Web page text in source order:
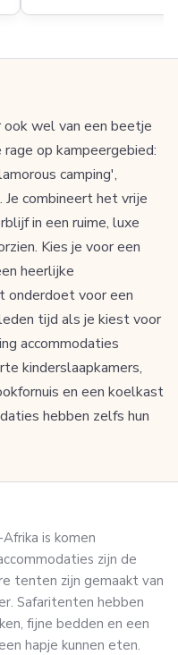
ook wel van een beetje
op kampeergebied:
camping',
combineert het vrije
in een ruime, luxe
Kies je voor een
heerlijke
onderdoet voor een
tijd als je kiest voor
accommodaties
kinderslaapkamers,
en een koelkast
hebben zelfs hun
is komen
zijn de
tenten zijn gemaakt van
Safaritenten hebben
fijne bedden en een
hapje kunnen eten.